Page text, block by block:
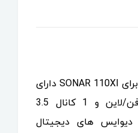
آمپلی فایر طراحی شده برای SONAR 110XI دارای
2 کانال ورودی میکروفن/لاین و 1 کانال 3.5
دیوایس های دیجیتال